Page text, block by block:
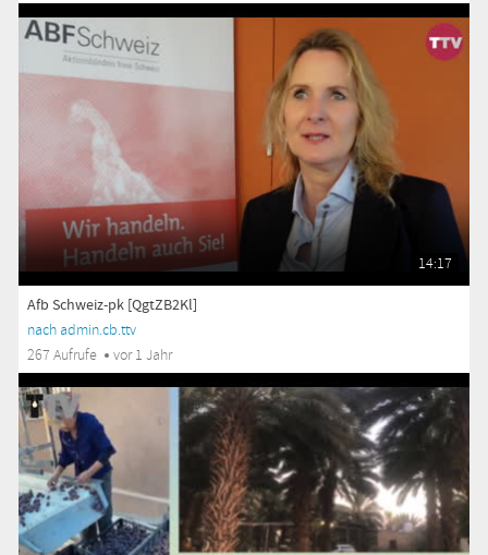
14:17
Afb Schweiz-pk [QgtZB2Kl]
nach admin.cb.ttv
267 Aufrufe
vor 1 Jahr